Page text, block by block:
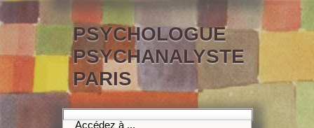
PSYCHOLOGUE
PSYCHANALYSTE
PARIS